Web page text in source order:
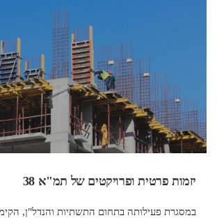
יזמות פרטית ופרויקטים של תמ"א 38
במסגרת פעילותה בתחום התשתיות והנדל"ן,